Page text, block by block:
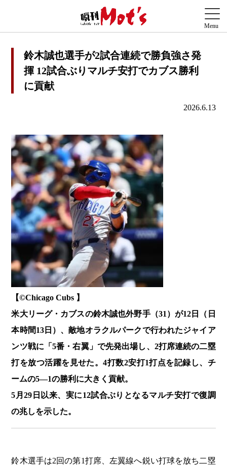
鈴木誠也選手が2試合連続で勝負強さ発
揮 12試合ぶりマルチ安打でカブス勝利
に貢献
2026.6.13
【©️Chicago Cubs 】
米大リーグ・カブスの鈴木誠也外野手（31）が12日（日
本時間13日）、敵地オラクルパークで行われたジャイア
ンツ戦に「5番・右翼」で先発出場し、2打席連続の二塁
打を放つ活躍を見せた。4打数2安打1打点を記録し、チ
ームの5―1の勝利に大きく貢献。
5月29日以来、実に12試合ぶりとなるマルチ安打で復調
の兆しを示した。
鈴木選手は2回の第1打席、左翼線へ鋭い打球を放ち二塁